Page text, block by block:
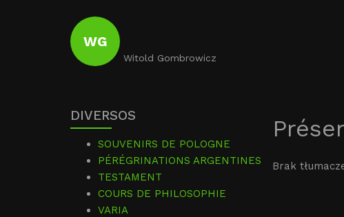
WG
Witold Gombrowicz
Brak
DIVERSOS
SOUVENIRS DE POLOGNE
PÉRÉGRINATIONS ARGENTINES
TESTAMENT
COURS DE PHILOSOPHIE
VARIA